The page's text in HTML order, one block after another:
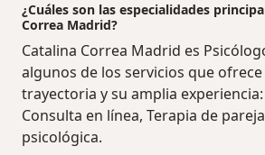
¿Cuáles son las especialidades
Correa Madrid?
Catalina Correa Madrid es
algunos de los servicios que
trayectoria y su amplia
Consulta en línea, Terapia de
psicológica.